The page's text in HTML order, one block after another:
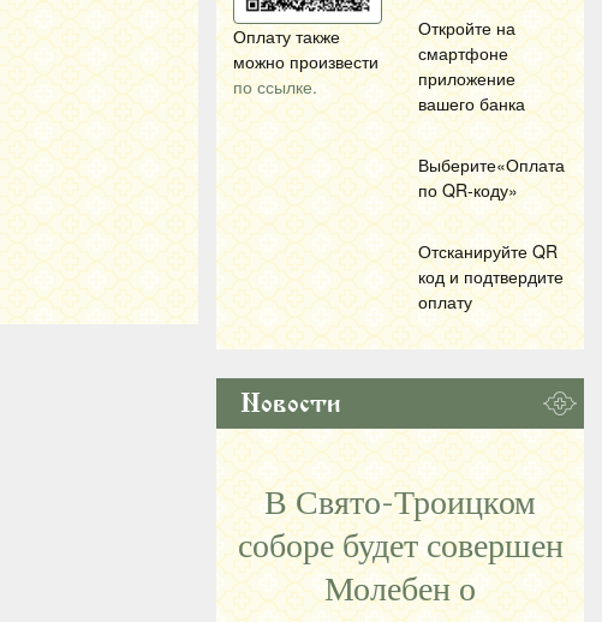
Оплату также
можно произвести
по ссылке.
Откройте на
смартфоне
приложение
вашего банка
Выберите«Оплата
по QR-коду»
Отсканируйте QR
код и подтвердите
оплату
Новости
В Свято-Троицком
соборе будет совершен
Молебен о